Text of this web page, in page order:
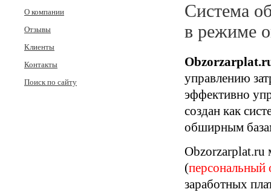
О компании
Отзывы
Клиенты
Контакты
Поиск по сайту
Система
в режиме
управлению
эффективно
создан как
обширным
Obzorzarplat.ru
(персональный
заработных